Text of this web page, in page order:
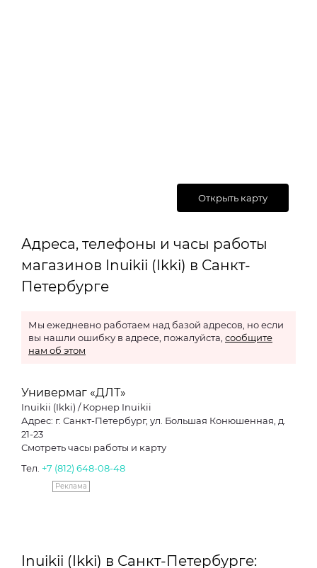
Открыть карту
Адреса, телефоны и часы работы
магазинов Inuikii (Ikki) в Санкт-
Петербурге
Мы ежедневно работаем над базой адресов, но если
вы нашли ошибку в адресе, пожалуйста, сообщите
нам об этом
Универмаг «ДЛТ»
Inuikii (Ikki) / Корнер Inuikii
Адрес: г. Санкт-Петербург, ул. Большая Конюшенная, д.
21-23
Смотреть часы работы и карту
Тел. +7 (812) 648-08-48
Реклама
Inuikii (Ikki) в Санкт-Петербурге: